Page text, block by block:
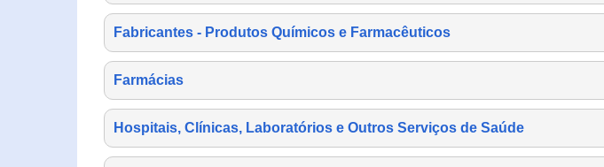
Fabricantes - Produtos Químicos e Farmacêuticos
Farmácias
Hospitais, Clínicas, Laboratórios e Outros Serviços de Saúde